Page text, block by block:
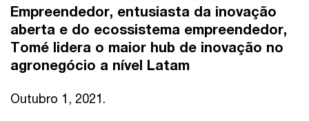
Empreendedor, entusiasta da inovação
aberta e do ecossistema empreendedor,
Tomé lidera o maior hub de inovação no
agronegócio a nível Latam
Outubro 1, 2021.